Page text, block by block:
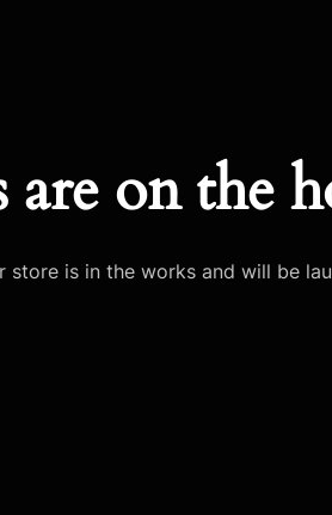
are on the
store is in the works and will be